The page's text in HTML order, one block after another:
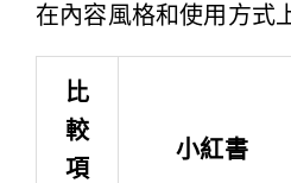
在內容風格和使用方式
比
較
項
小紅書